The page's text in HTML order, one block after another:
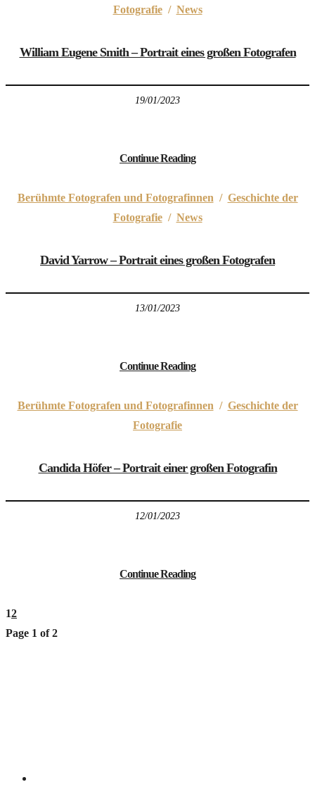
Fotografie/ News
William Eugene Smith – Portrait eines großen Fotografen
19/01/2023
Continue Reading
Berühmte Fotografen und Fotografinnen / Geschichte der
Fotografie/ News
David Yarrow – Portrait eines großen Fotografen
13/01/2023
Continue Reading
Berühmte Fotografen und Fotografinnen / Geschichte der
Fotografie
Candida Höfer – Portrait einer großen Fotografin
12/01/2023
Continue Reading
12
Page 1 of 2